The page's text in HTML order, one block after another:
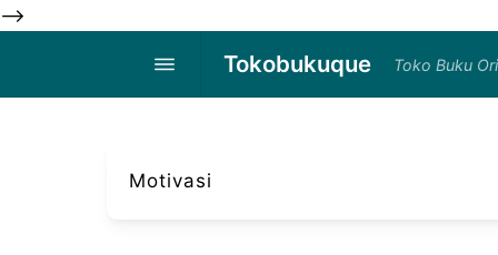
-->
Tokobukuque Toko Buku
Motivasi